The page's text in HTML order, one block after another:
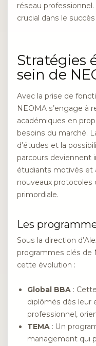
réseau
crucial dans le
Stratégies
sein de
Avec la prise de
NEOMA s’engage à
académiques en
besoins du marché.
d’études et la
parcours deviennent
étudiants motivés et
nouveaux protocoles
primordiale.
Les
Sous la direction
programmes clés de
cette évolution :
Global BBA :
diplômés dès leur
professionnel,
TEMA : Un
management qui